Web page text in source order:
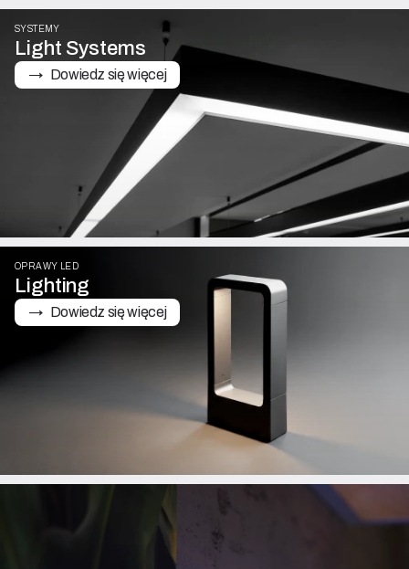
SYSTEMY
Light Systems
→   Dowiedz się więcej
OPRAWY LED
Lighting
→   Dowiedz się więcej